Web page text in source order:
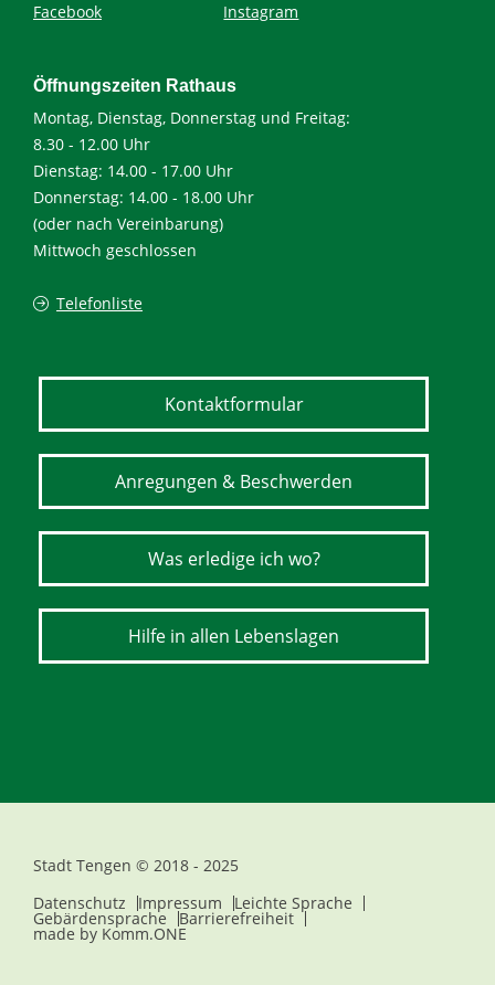
Facebook
Instagram
Öffnungszeiten Rathaus
Montag, Dienstag, Donnerstag und Freitag:
8.30 - 12.00 Uhr
Dienstag: 14.00 - 17.00 Uhr
Donnerstag: 14.00 - 18.00 Uhr
(oder nach Vereinbarung)
Mittwoch geschlossen
Telefonliste
Kontaktformular
Anregungen & Beschwerden
Was erledige ich wo?
Hilfe in allen Lebenslagen
Stadt Tengen © 2018 - 2025
Datenschutz
Impressum Leichte Sprache
Gebärdensprache Barrierefreiheit
made by Komm.ONE